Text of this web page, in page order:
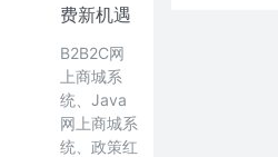
费新机遇
B2B2C网
上商城系
统、Java
网上商城系
统、政策红